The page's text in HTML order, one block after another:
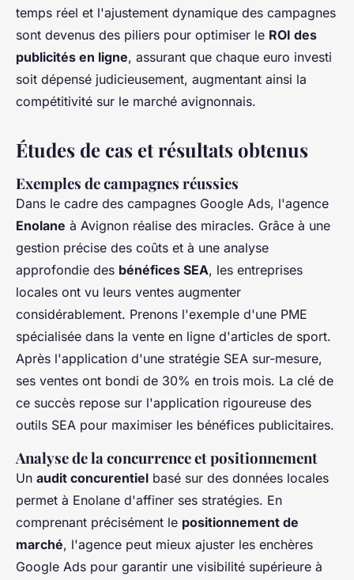
temps réel et l'ajustement dynamique des campagnes
sont devenus des piliers pour optimiser le ROI des
publicités en ligne, assurant que chaque euro investi
soit dépensé judicieusement, augmentant ainsi la
compétitivité sur le marché avignonnais.
Études de cas et résultats obtenus
Exemples de campagnes réussies
Dans le cadre des campagnes Google Ads, l'agence
Enolane à Avignon réalise des miracles. Grâce à une
gestion précise des coûts et à une analyse
approfondie des bénéfices SEA, les entreprises
locales ont vu leurs ventes augmenter
considérablement. Prenons l'exemple d'une PME
spécialisée dans la vente en ligne d'articles de sport.
Après l'application d'une stratégie SEA sur-mesure,
ses ventes ont bondi de 30% en trois mois. La clé de
ce succès repose sur l'application rigoureuse des
outils SEA pour maximiser les bénéfices publicitaires.
Analyse de la concurrence et positionnement
Un audit concurentiel basé sur des données locales
permet à Enolane d'affiner ses stratégies. En
comprenant précisément le positionnement de
marché, l'agence peut mieux ajuster les enchères
Google Ads pour garantir une visibilité supérieure à